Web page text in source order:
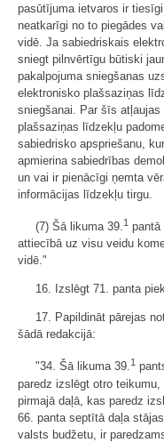
pasūtījuma ietvaros ir
neatkarīgi no to piegādes
vidē. Ja sabiedriskais
sniegt pilnvērtīgu būtiski
pakalpojuma sniegšanas
elektronisko plašsaziņas
sniegšanai. Par šīs
plašsaziņas līdzekļu
sabiedrisko apspriešanu,
apmierina sabiedrības
un vai ir pienācīgi ņemta
informācijas līdzekļu tirgu.
(7) Šā likuma 39.1 pantā
attiecībā uz visu veidu
vidē."
16. Izslēgt 71. panta
17. Papildināt pārejas
šādā redakcijā:
"34. Šā likuma 39.1
paredz izslēgt otro
pirmajā daļā, kas paredz
66. panta septītā daļa
valsts budžetu, ir